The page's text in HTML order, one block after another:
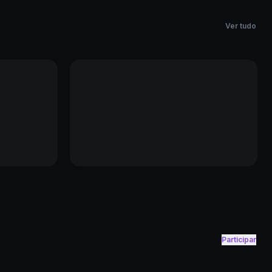
Ver tudo
Participar